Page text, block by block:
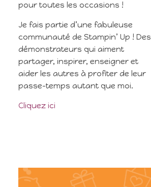
pour toutes les occasions !
Je fais partie d’une fabuleuse
communauté de Stampin’ Up ! Des
démonstrateurs qui aiment
partager, inspirer, enseigner et
aider les autres à profiter de leur
passe-temps autant que moi.
Cliquez ici